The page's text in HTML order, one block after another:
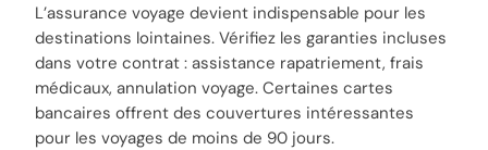
L’assurance voyage devient indispensable pour les
destinations lointaines. Vérifiez les garanties incluses
dans votre contrat : assistance rapatriement, frais
médicaux, annulation voyage. Certaines cartes
bancaires offrent des couvertures intéressantes
pour les voyages de moins de 90 jours.